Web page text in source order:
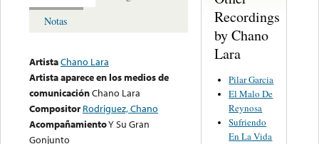
Notas
ArtistaChano Lara
Artista aparece en los medios de
comunicaciónChano Lara
Compositor Rodriguez, Chano
AcompañamientoY Su Gran
Gonjunto
Recordings
by Chano
Lara
Pilar Garcia
El Malo De
Reynosa
Sufriendo
En La Vida